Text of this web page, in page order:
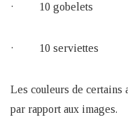
· 10 gobelets
· 10 serviettes
Les couleurs de
par rapport aux images.